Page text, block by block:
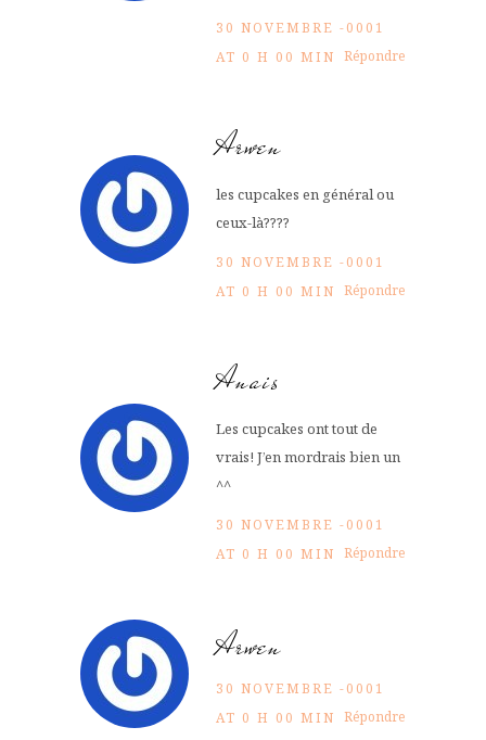
30 NOVEMBRE -0001
AT 0 H 00 MIN Répondre
Arwen
les cupcakes en général ou
ceux-là????
30 NOVEMBRE -0001
AT 0 H 00 MIN Répondre
Anais
Les cupcakes ont tout de
vrais! J’en mordrais bien un
^^
30 NOVEMBRE -0001
AT 0 H 00 MIN Répondre
Arwen
30 NOVEMBRE -0001
AT 0 H 00 MIN Répondre